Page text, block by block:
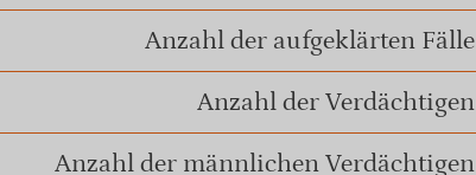
Anzahl der aufgeklärten Fälle
Anzahl der Verdächtigen
Anzahl der männlichen Verdächtigen